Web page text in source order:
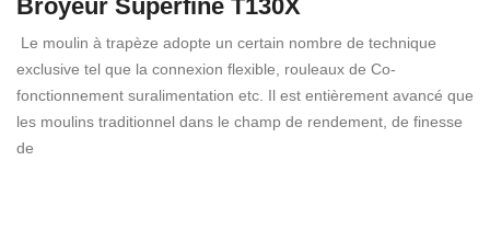
Broyeur Superfine T130X
Le moulin à trapèze adopte un certain nombre de technique
exclusive tel que la connexion flexible, rouleaux de Co-
fonctionnement suralimentation etc. Il est entièrement avancé que
les moulins traditionnel dans le champ de rendement, de finesse
de